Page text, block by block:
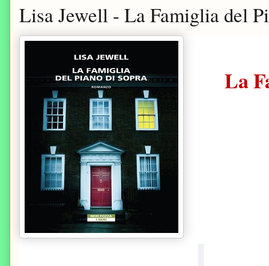
Lisa Jewell - La Famiglia del
La